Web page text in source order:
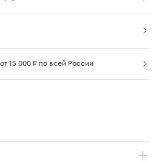
15 000 ₽ по всей России